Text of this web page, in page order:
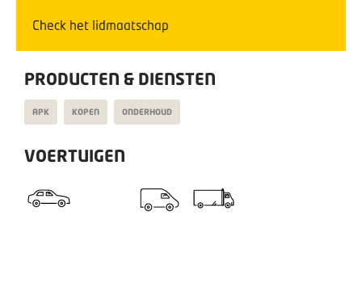
Check het lidmaatschap
PRODUCTEN & DIENSTEN
APK KOPEN ONDERHOUD
VOERTUIGEN